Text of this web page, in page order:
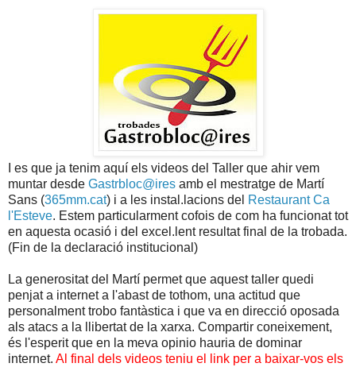
I es que ja tenim aquí els videos del Taller que ahir vem
muntar desde Gastrbloc@ires amb el mestratge de Martí
Sans (365mm.cat) i a les instal.lacions del Restaurant Ca
l'Esteve. Estem particularment cofois de com ha funcionat tot
en aquesta ocasió i del excel.lent resultat final de la trobada.
(Fin de la declaració institucional)
La generositat del Martí permet que aquest taller quedi
penjat a internet a l'abast de tothom, una actitud que
personalment trobo fantàstica i que va en direcció oposada
als atacs a la llibertat de la xarxa. Compartir coneixement,
és l'esperit que en la meva opinio hauria de dominar
internet. Al final dels videos teniu el link per a baixar-vos els